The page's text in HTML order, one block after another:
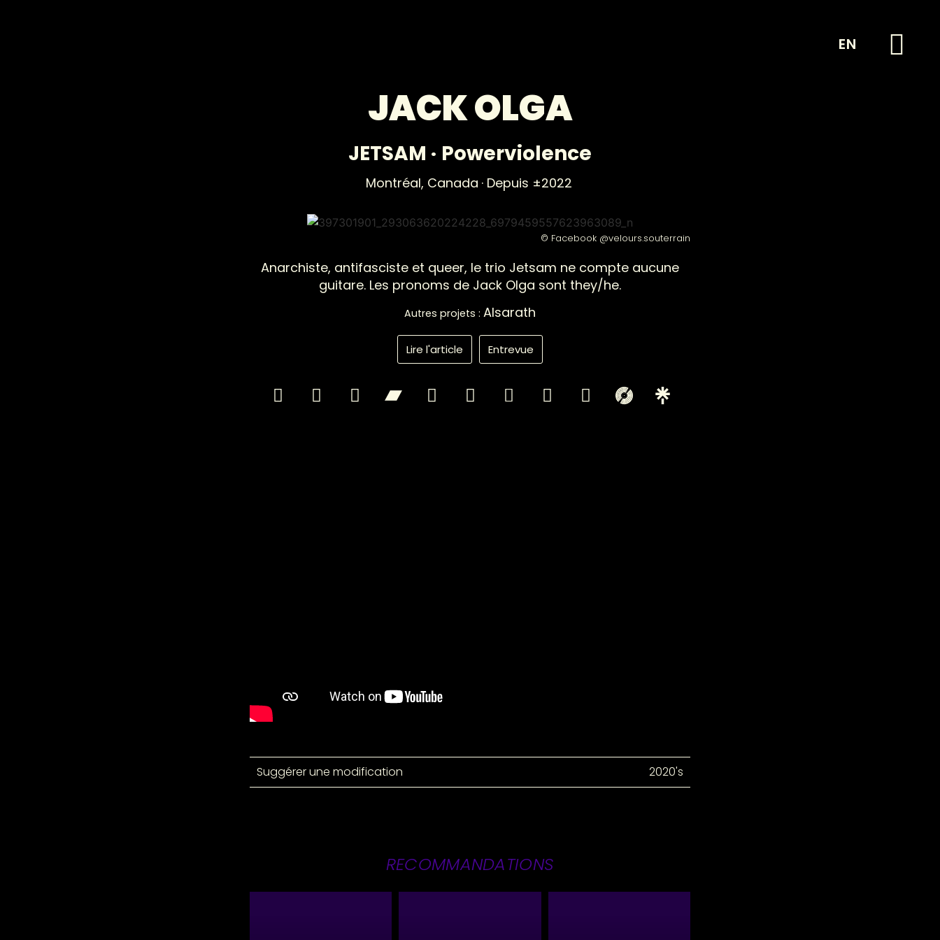
EN
JACK OLGA
JETSAM · Powerviolence
Montréal, Canada · Depuis ±2022
© Facebook @velours.souterrain
Anarchiste, antifasciste et queer, le trio Jetsam ne compte aucune
guitare. Les pronoms de Jack Olga sont they/he.
Autres projets : Alsarath
Lire l'article Entrevue
Suggérer une modification 2020's
RECOMMANDATIONS